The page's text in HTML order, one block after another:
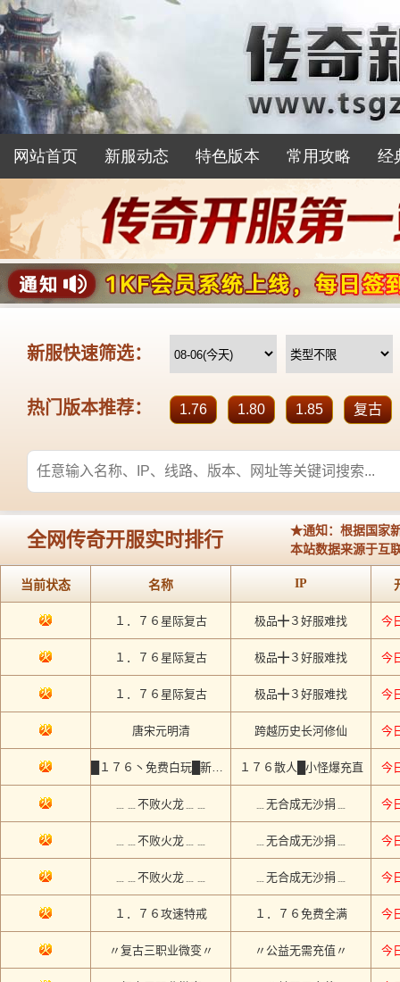
网站首页 新服动态 特色版本 常用攻略 经